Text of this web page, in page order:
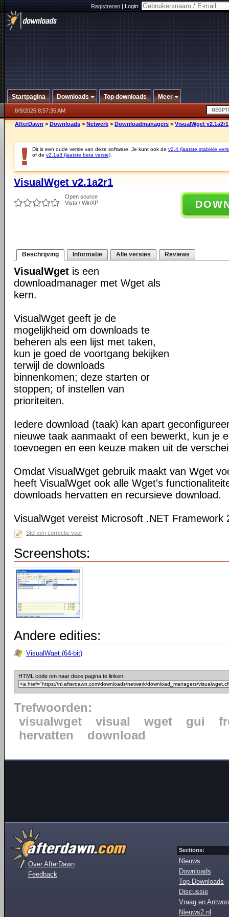
Registreren|Login:
Startpagina Downloads Top downloads Meer
8/9/2026 8:57:35 AM
AfterDawn > Downloads > Netwerk > Downloadmanagers > VisualWget v2.1a2r1
Dit is een oude versie van deze software. Je kunt ook de v2.4 (laatste stabiele
of de v2.1a3 (laatste beta versie)
VisualWget v2.1a2r1
Open source
Vista / WinXP
Beschrijving Informatie Alle versies Reviews
VisualWget is een
downloadmanager met Wget als
kern.
VisualWget geeft je de
mogelijkheid om downloads te
beheren als een lijst met taken,
kun je goed de voortgang bekijken
terwijl de downloads
binnenkomen; deze starten or
stoppen; of instellen van
prioriteiten.
Iedere download (taak) kan apart
nieuwe taak aanmaakt of een bewerkt, kun je
toevoegen en een keuze maken uit de
Omdat VisualWget gebruik maakt van Wget
heeft VisualWget ook alle Wget's
downloads hervatten en recursieve download.
VisualWget vereist Microsoft .NET Framework
Stel een correctie voor
Screenshots:
Andere edities:
VisualWget (64-bit)
HTML code om naar deze pagina te linken:
Trefwoorden:
visualwget
visual wget gui
hervatten
download
Over AfterDawn
Feedback
Sections:
Nieuws
Downloads
Top Downloads
Discussie
Vraag en
Nieuws2.nl